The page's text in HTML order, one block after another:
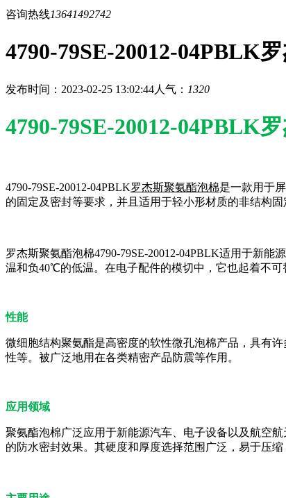
咨询热线13641492742
4790-79SE-20012-04PBLK
发布时间：2023-02-25 13:02:44人气： 1320
4790-79SE-20012-04PBLK
4790-79SE-20012-04PBLK罗杰斯聚氨酯泡棉是一款用于
的固定及密封等要求，并且适用于轻小形材质的非结构固
罗杰斯聚氨酯泡棉4790-79SE-20012-04PBLK适用于新
温和负40℃的低温。在电子配件的模切中，它也起着不可
性能
微细胞结构聚氨酯是高密度的软性微孔泡棉产品，具有
性等。被广泛地用在各类精密产品防震等作用。
应用领域
聚氨酯泡棉广泛应用于新能源汽车、电子设备以及航空
的防水密封效果。其硬度和厚度选择范围广泛，易于压缩